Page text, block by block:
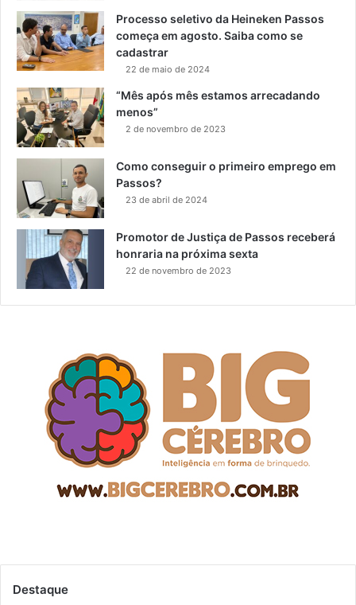
Processo seletivo da Heineken Passos
começa em agosto. Saiba como se
cadastrar
22 de maio de 2024
“Mês após mês estamos arrecadando
menos”
2 de novembro de 2023
Como conseguir o primeiro emprego em
Passos?
23 de abril de 2024
Promotor de Justiça de Passos receberá
honraria na próxima sexta
22 de novembro de 2023
Destaque